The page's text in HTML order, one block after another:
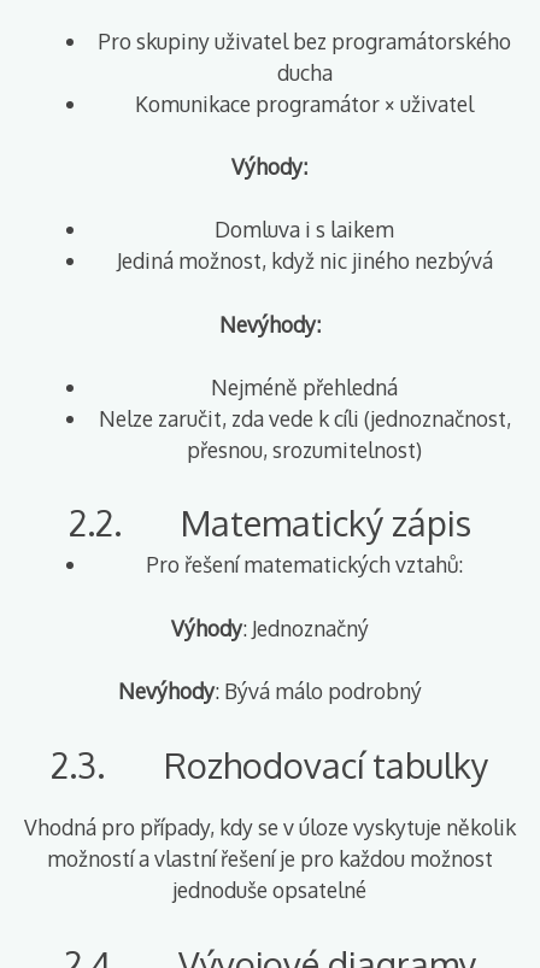
Pro skupiny uživatel bez programátorského
ducha
Komunikace programátor × uživatel
Výhody:
Domluva i s laikem
Jediná možnost, když nic jiného nezbývá
Nevýhody:
Nejméně přehledná
Nelze zaručit, zda vede k cíli (jednoznačnost,
přesnou, srozumitelnost)
2.2. Matematický zápis
Pro řešení matematických vztahů:
Výhody: Jednoznačný
Nevýhody: Bývá málo podrobný
2.3. Rozhodovací tabulky
Vhodná pro případy, kdy se v úloze vyskytuje několik
možností a vlastní řešení je pro každou možnost
jednoduše opsatelné